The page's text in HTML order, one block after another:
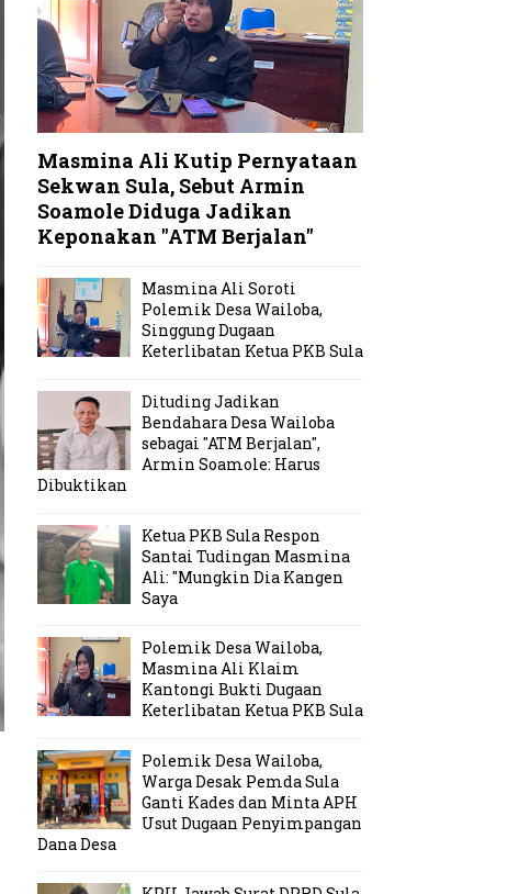
Masmina Ali Kutip Pernyataan
Sekwan Sula, Sebut Armin
Soamole Diduga Jadikan
Keponakan "ATM Berjalan"
Masmina Ali Soroti
Polemik Desa Wailoba,
Singgung Dugaan
Keterlibatan Ketua PKB Sula
Dituding Jadikan
Bendahara Desa Wailoba
sebagai "ATM Berjalan",
Armin Soamole: Harus
Dibuktikan
Ketua PKB Sula Respon
Santai Tudingan Masmina
Ali: "Mungkin Dia Kangen
Saya
Polemik Desa Wailoba,
Masmina Ali Klaim
Kantongi Bukti Dugaan
Keterlibatan Ketua PKB Sula
Polemik Desa Wailoba,
Warga Desak Pemda Sula
Ganti Kades dan Minta APH
Usut Dugaan Penyimpangan
Dana Desa